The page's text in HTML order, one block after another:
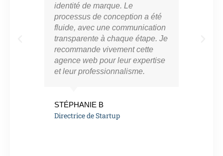
identité de marque. Le
processus de conception a été
fluide, avec une communication
transparente à chaque étape. Je
recommande vivement cette
agence web pour leur expertise
et leur professionnalisme.
STÉPHANIE B
Directrice de Startup